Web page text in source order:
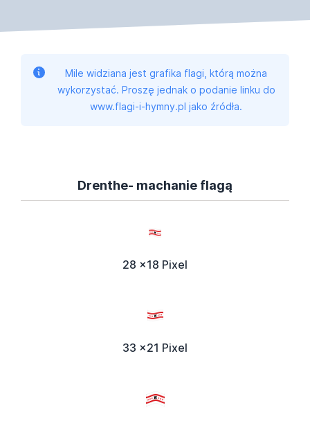
Mile widziana jest grafika flagi, którą można
wykorzystać. Proszę jednak o podanie linku do
www.flagi-i-hymny.pl jako źródła.
Drenthe- machanie flagą
28 x18 Pixel
33 x21 Pixel